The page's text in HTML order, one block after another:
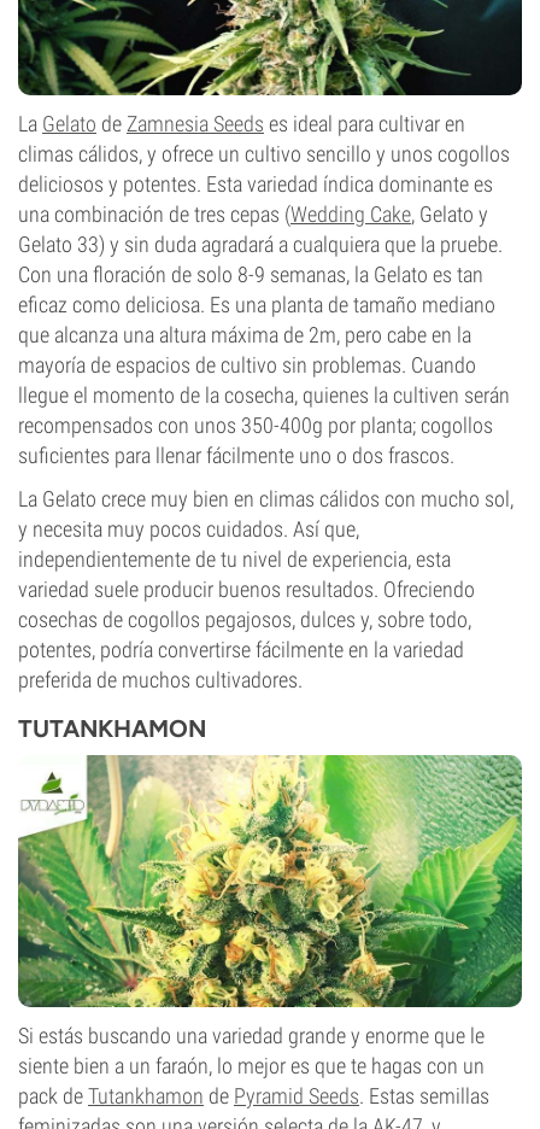
La Gelato de Zamnesia Seeds es ideal para cultivar en
climas cálidos, y ofrece un cultivo sencillo y unos cogollos
deliciosos y potentes. Esta variedad índica dominante es
una combinación de tres cepas (Wedding Cake, Gelato y
Gelato 33) y sin duda agradará a cualquiera que la pruebe.
Con una floración de solo 8-9 semanas, la Gelato es tan
eficaz como deliciosa. Es una planta de tamaño mediano
que alcanza una altura máxima de 2m, pero cabe en la
mayoría de espacios de cultivo sin problemas. Cuando
llegue el momento de la cosecha, quienes la cultiven serán
recompensados con unos 350-400g por planta; cogollos
suficientes para llenar fácilmente uno o dos frascos.
La Gelato crece muy bien en climas cálidos con mucho sol,
y necesita muy pocos cuidados. Así que,
independientemente de tu nivel de experiencia, esta
variedad suele producir buenos resultados. Ofreciendo
cosechas de cogollos pegajosos, dulces y, sobre todo,
potentes, podría convertirse fácilmente en la variedad
preferida de muchos cultivadores.
TUTANKHAMON
Si estás buscando una variedad grande y enorme que le
siente bien a un faraón, lo mejor es que te hagas con un
pack deTutankhamon de Pyramid Seeds. Estas semillas